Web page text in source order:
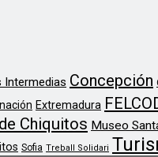
Intermedias Concepción
Extremadura
Chiquitos Museo
Sofia Treball Solidari